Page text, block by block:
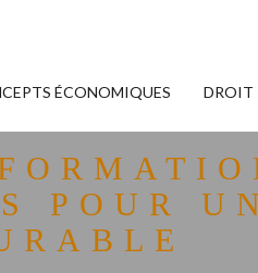
ÉCONOMIQUES DROIT
POUR